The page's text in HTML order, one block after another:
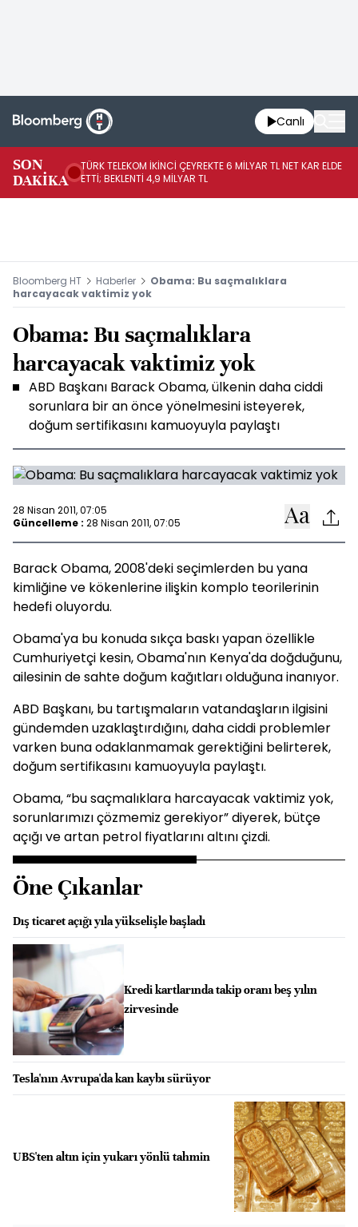
Canlı
SON
DAKİKA
TÜRK TELEKOM İKİNCİ ÇEYREKTE 6 MİLYAR TL NET KAR ELDE
ETTİ; BEKLENTİ 4,9 MİLYAR TL
Bloomberg HT Haberler
Obama: Bu saçmalıklara
harcayacak vaktimiz yok
Obama: Bu saçmalıklara
harcayacak vaktimiz yok
ABD Başkanı Barack Obama, ülkenin daha ciddi
sorunlara bir an önce yönelmesini isteyerek,
doğum sertifikasını kamuoyuyla paylaştı
28 Nisan 2011, 07:05
Güncelleme : 28 Nisan 2011, 07:05
Barack Obama, 2008'deki seçimlerden bu yana
kimliğine ve kökenlerine ilişkin komplo teorilerinin
hedefi oluyordu.
Obama'ya bu konuda sıkça baskı yapan özellikle
Cumhuriyetçi kesin, Obama'nın Kenya'da doğduğunu,
ailesinin de sahte doğum kağıtları olduğuna inanıyor.
ABD Başkanı, bu tartışmaların vatandaşların ilgisini
gündemden uzaklaştırdığını, daha ciddi problemler
varken buna odaklanmamak gerektiğini belirterek,
doğum sertifikasını kamuoyuyla paylaştı.
Obama, “bu saçmalıklara harcayacak vaktimiz yok,
sorunlarımızı çözmemiz gerekiyor” diyerek, bütçe
açığı ve artan petrol fiyatlarını altını çizdi.
Öne Çıkanlar
Dış ticaret açığı yıla yükselişle başladı
Kredi kartlarında takip oranı beş yılın
zirvesinde
Tesla'nın Avrupa'da kan kaybı sürüyor
UBS'ten altın için yukarı yönlü tahmin